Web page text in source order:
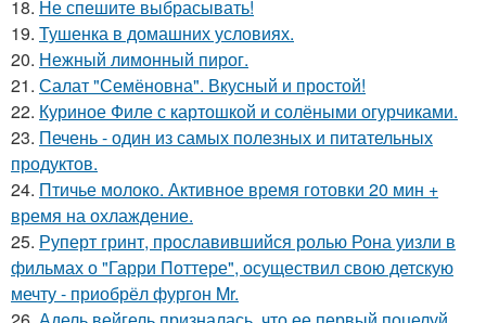
18. Не спешите выбрасывать!
19. Тушенка в домашних условиях.
20. Нежный лимонный пирог.
21. Салат "Семёновна". Вкусный и простой!
22. Куриное Филе с картошкой и солёными огурчиками.
23. Печень - один из самых полезных и питательных
продуктов.
24. Птичье молоко. Активное время готовки 20 мин +
время на охлаждение.
25. Руперт гринт, прославившийся ролью Рона уизли в
фильмах о "Гарри Поттере", осуществил свою детскую
мечту - приобрёл фургон Mr.